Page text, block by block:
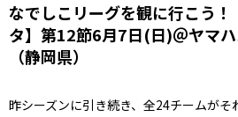
なでしこリーグを観に行こう
タ】第12節6月7日(日)＠ヤマハ
（静岡県）
昨シーズンに引き続き、全24チームが